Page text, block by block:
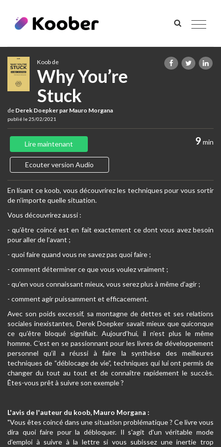
Toggle
Koob de
Why You’re
Stuck
de Derek Doepker par Mauro Morgana
publié le 25/02/2021
9 min
Lire maintenant
Ecouter version Audio
En lisant ce koob, vous découvrirez les techniques pour vous sortir
de n’importe quelle situation.
Vous découvrirez aussi :
- qu’être coincé est en fait exactement ce dont vous avez besoin
pour aller de l’avant ;
- quoi faire quand vous ne savez pas quoi faire ;
- comment déterminer ce que vous voulez vraiment ;
- qu’en vous connaissant mieux, vous serez plus à même d’agir ;
- comment agir puissamment et efficacement.
Avec son poids excessif, sa montagne de dettes et ses relations
sociales inexistantes, Derek Doepker savait mieux que quiconque
ce qu’être bloqué signifiait. Aujourd’hui, il n’est plus le même
homme. C’est en se passionnant pour les livres de développement
personnel qu’il a réussi à faire la synthèse des meilleures
techniques de “déblocage de vie”, techniques qui lui ont permis de
changer du tout au tout et de connaître rapidement le succès.
Êtes-vous prêt à suivre son exemple ?
L'avis de l'auteur du koob, Mauro Morgana :
"Vous êtes coincé dans une situation problématique ? Ce livre vous
dira quoi faire pour la débloquer. Il s'agit d'un véritable mode
d’emploi à suivre à la lettre si vous subissez une inertie trop